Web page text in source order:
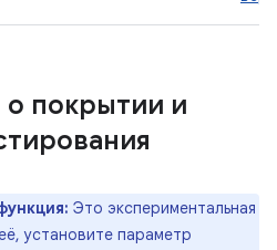
покрытии и
Это экспериментальная
установите параметр